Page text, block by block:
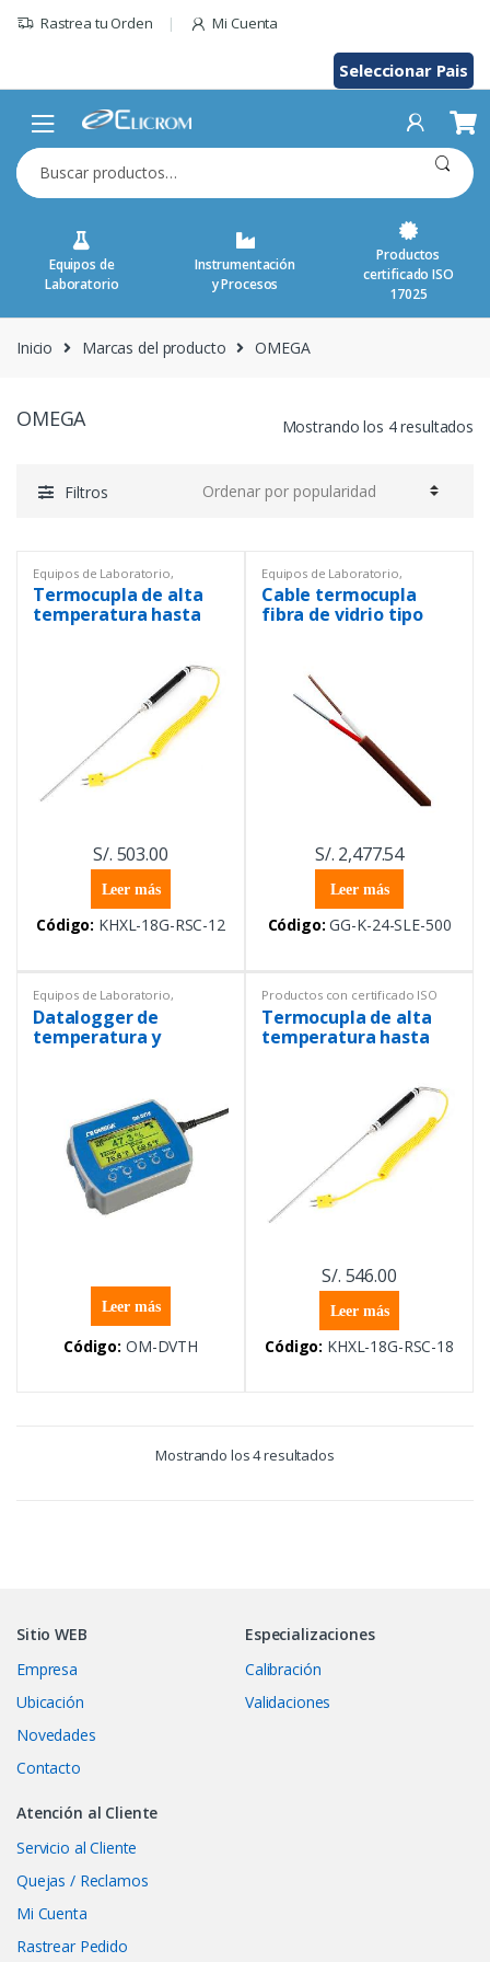
Rastrea tu Orden Mi Cuenta
Seleccionar Pais
Buscar
por:
Equipos de
Laboratorio
Instrumentación
y Procesos
Productos
certificado ISO
17025
Inicio Marcas del producto OMEGA
OMEGA Mostrando los 4 resultados
Filtros
Equipos de Laboratorio,
Productos con certificado ISO
17025,Sensores de temperatura
Temperatura,Termocuplas,
Termocuplas ,Termómetros
Termocupla de alta
temperatura hasta
S/. 503.00
Leer más
Código: KHXL-18G-RSC-12
Equipos de Laboratorio,
Sensores de temperatura
Temperatura,Termocuplas
Cable termocupla
fibra de vidrio tipo
S/. 2,477.54
Leer más
Código: GG-K-24-SLE-500
Equipos de Laboratorio,
Temperatura
Termohigrómetros
Datalogger de
temperatura y
humedad con sonda
Leer más
Código: OM-DVTH
Productos con certificado ISO
Termómetros
Termocupla de alta
temperatura hasta
1335 °C sonda 46 cm x
S/. 546.00
Leer más
Código: KHXL-18G-RSC-18
Mostrando los 4 resultados
Sitio WEB
Empresa
Ubicación
Novedades
Contacto
Especializaciones
Calibración
Validaciones
Atención al Cliente
Servicio al Cliente
Quejas / Reclamos
Mi Cuenta
Rastrear Pedido